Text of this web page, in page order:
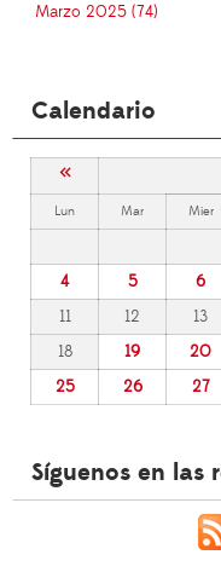
Marzo 2025 (74)
Calendario
«
Lun Mar Mier
4
5 6
11
12 13
18
19 20
25
26 27
Síguenos en las